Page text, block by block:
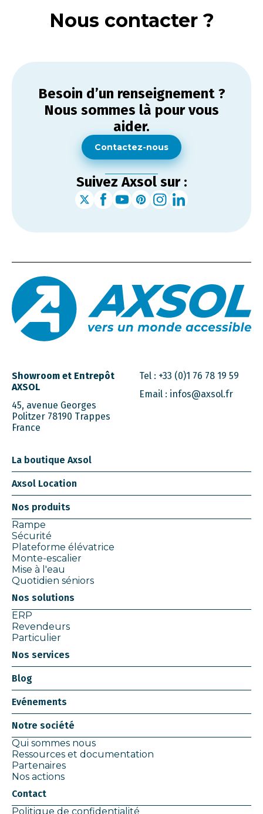
Nous contacter ?
Besoin d’un renseignement ?
Nous sommes là pour vous
aider.
Contactez-nous
Suivez Axsol sur :
Showroom et Entrepôt
AXSOL
45, avenue Georges
Politzer 78190 Trappes
France
Tel : +33 (0)1 76 78 19 59
Email : infos@axsol.fr
La boutique Axsol
Axsol Location
Nos produits
Rampe
Sécurité
Plateforme élévatrice
Monte-escalier
Mise à l'eau
Quotidien séniors
Nos solutions
ERP
Revendeurs
Particulier
Nos services
Blog
Evénements
Notre société
Qui sommes nous
Ressources et documentation
Partenaires
Nos actions
Contact
Politique de confidentialité